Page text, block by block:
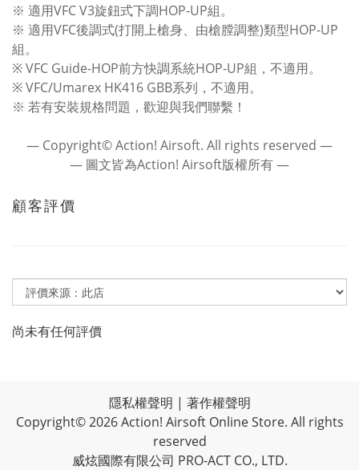
※ 適用VFC V3旋鈕式下調HOP-UP組。
※ 適用VFC後調式(打開上槍身、由槍膛調整)類型HOP-UP
組。
※ VFC Guide-HOP前方快調系統HOP-UP組，不適用。
※ VFC/Umarex HK416 GBB系列，不適用。
※ 若有安裝規格問題，歡迎與我們聯繫！
― Copyright© Action! Airsoft. All rights reserved ―
― 圖文皆為Action! Airsoft版權所有 ―
顧客評價
尚未有任何評價
隱私權聲明 | 著作權聲明
Copyright© 2026 Action! Airsoft Online Store. All rights
reserved
威炫國際有限公司 PRO-ACT CO., LTD.